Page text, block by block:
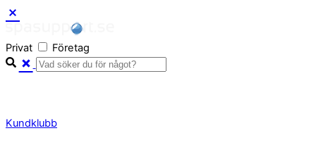
to
content
Privat Företag
Kundklubb